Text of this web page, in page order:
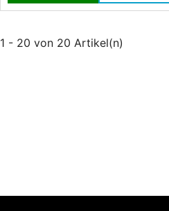
1 - 20 von 20 Artikel(n)